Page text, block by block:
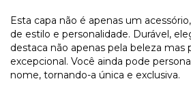
Esta capa não é apenas um
de estilo e personalidade. Durável,
destaca não apenas pela beleza mas
excepcional. Você ainda pode
nome, tornando-a única e exclusiva.